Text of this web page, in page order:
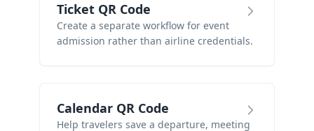
Ticket QR Code
Create a separate workflow for event
admission rather than airline credentials.
Calendar QR Code
Help travelers save a departure, meeting